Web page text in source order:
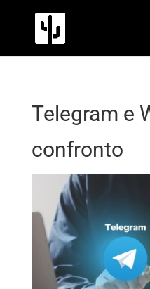
Telegram e
confronto